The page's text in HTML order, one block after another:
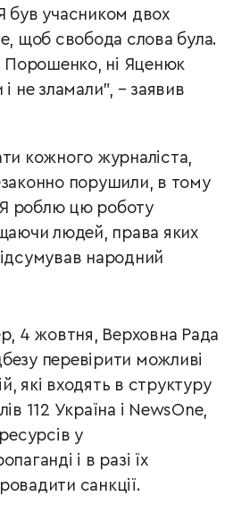
був учасником двох
щоб свобода слова була.
Порошенко, ні Яценюк
не зламали", – заявив
кожного журналіста,
порушили, в тому
Я роблю цю роботу
людей, права яких
народний
4 жовтня, Верховна Рада
перевірити можливі
які входять в структуру
112 Україна і NewsOne,
у
і в разі їх
санкції.